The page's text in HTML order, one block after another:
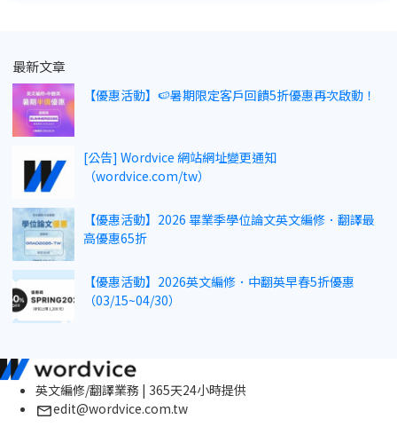
最新文章
【優惠活動】🍉暑期限定客戶回饋5折優惠再次啟動！
[公告] Wordvice 網站網址變更通知
（wordvice.com/tw）
【優惠活動】2026 畢業季學位論文英文編修．翻譯最
高優惠65折
【優惠活動】2026英文編修．中翻英早春5折優惠
（03/15~04/30）
英文編修/翻譯業務 | 365天24小時提供
edit@wordvice.com.tw